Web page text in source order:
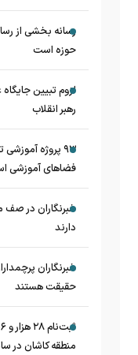
رسانه بخشی از
حوزه است
لزوم تبیین
رهبر انقلاب
۹۳ پروژه
فضاهای آموزشی
خبرنگاران در صف
دارند
خبرنگاران
حقیقت هستند
منطقه کاشان در